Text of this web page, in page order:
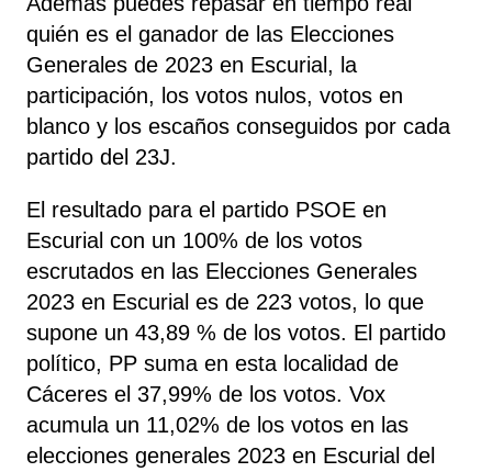
quién es el ganador de las Elecciones
Generales de 2023 en Escurial, la
participación, los votos nulos, votos en
blanco y los escaños conseguidos por cada
partido del 23J.
El resultado para el partido PSOE en
Escurial con un 100% de los votos
escrutados en las Elecciones Generales
2023 en Escurial es de 223 votos, lo que
supone un 43,89 % de los votos. El partido
político, PP suma en esta localidad de
Cáceres el 37,99% de los votos. Vox
acumula un 11,02% de los votos en las
elecciones generales 2023 en Escurial del